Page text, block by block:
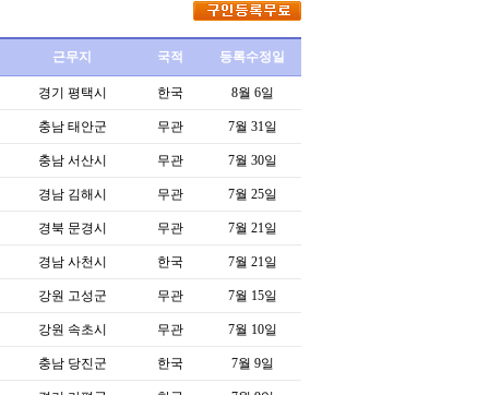
근무지 국적 등록수정일
경기 평택시 한국 8월 6일
충남 태안군 무관 7월 31일
충남 서산시 무관 7월 30일
경남 김해시 무관 7월 25일
경북 문경시 무관 7월 21일
경남 사천시 한국 7월 21일
강원 고성군 무관 7월 15일
강원 속초시 무관 7월 10일
충남 당진군 한국 7월 9일